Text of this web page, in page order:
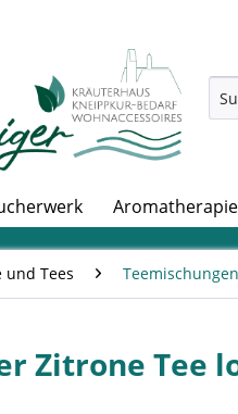
Aromatherapie
und Tees Teemischungen
Zitrone Tee